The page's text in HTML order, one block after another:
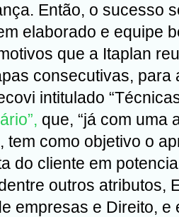
Então, o sucesso
elaborado e equipe
que a Itaplan
consecutivas,
intitulado
que, “já com uma
tem como objetivo o
do cliente em
outros atributos,
empresas e Direito,